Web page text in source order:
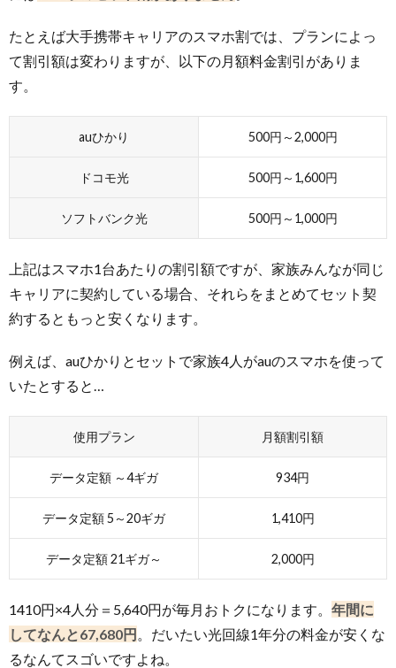
たとえば大手携帯キャリアのスマホ割では、プランによっ
て割引額は変わりますが、以下の月額料金割引がありま
す。
auひかり 500円～2,000円
ドコモ光 500円～1,600円
ソフトバンク光 500円～1,000円
上記はスマホ1台あたりの割引額ですが、家族みんなが同じ
キャリアに契約している場合、それらをまとめてセット契
約するともっと安くなります。
例えば、auひかりとセットで家族4人がauのスマホを使って
いたとすると…
使用プラン 月額割引額
データ定額 ～4ギガ 934円
データ定額 5～20ギガ 1,410円
データ定額 21ギガ～ 2,000円
1410円×4人分＝5,640円が毎月おトクになります。 年間に
してなんと67,680円 。だいたい光回線1年分の料金が安くな
るなんてスゴいですよね。